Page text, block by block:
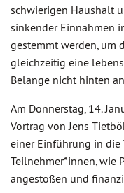
schwierigen Haushalt
sinkender Einnahmen
gestemmt werden, um
gleichzeitig eine
Belange nicht hinten
Am Donnerstag, 14.
Vortrag von Jens
einer Einführung in
Teilnehmer*innen, wie
angestoßen und